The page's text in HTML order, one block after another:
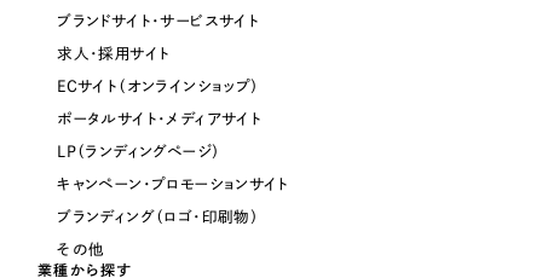
ブランドサイト・サービスサイト
求人・採用サイト
ECサイト（オンラインショップ）
ポータルサイト・メディアサイト
LP（ランディングページ）
キャンペーン・プロモーションサイト
ブランディング（ロゴ・印刷物）
その他
業種から探す